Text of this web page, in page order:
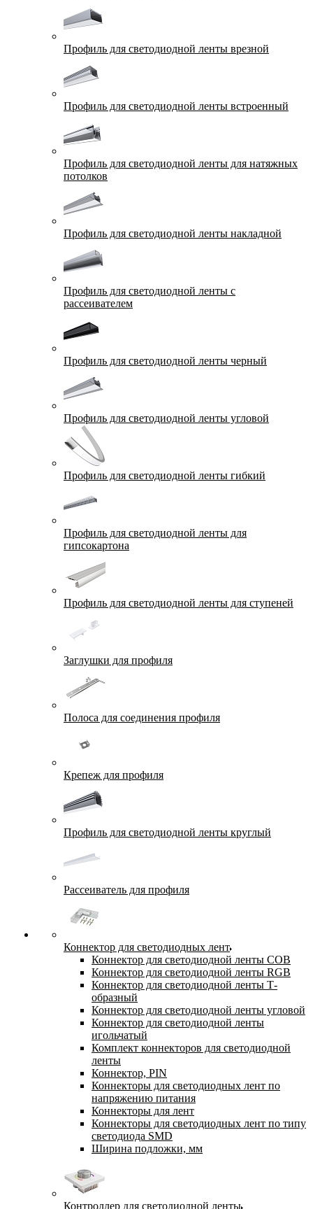
Профиль для светодиодной ленты врезной
Профиль для светодиодной ленты встроенный
Профиль для светодиодной ленты для натяжных
потолков
Профиль для светодиодной ленты накладной
Профиль для светодиодной ленты с
рассеивателем
Профиль для светодиодной ленты черный
Профиль для светодиодной ленты угловой
Профиль для светодиодной ленты гибкий
Профиль для светодиодной ленты для
гипсокартона
Профиль для светодиодной ленты для ступеней
Заглушки для профиля
Полоса для соединения профиля
Крепеж для профиля
Профиль для светодиодной ленты круглый
Рассеиватель для профиля
Коннектор для светодиодных лент
Коннектор для светодиодной ленты COB
Коннектор для светодиодной ленты RGB
Коннектор для светодиодной ленты Т-
образный
Коннектор для светодиодной ленты угловой
Коннектор для светодиодной ленты
игольчатый
Комплект коннекторов для светодиодной
ленты
Коннектор, PIN
Коннекторы для светодиодных лент по
напряжению питания
Коннекторы для лент
Коннекторы для светодиодных лент по типу
светодиода SMD
Ширина подложки, мм
Контроллер для светодиодной ленты